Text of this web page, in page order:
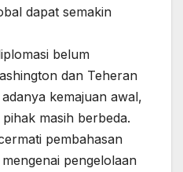
dapat semakin
belum
dan Teheran
kemajuan awal,
masih berbeda.
pembahasan
pengelolaan